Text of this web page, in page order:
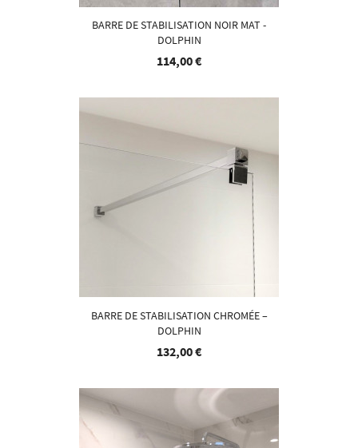
BARRE DE STABILISATION NOIR MAT -
DOLPHIN
114,00 €
BARRE DE STABILISATION CHROMÉE –
DOLPHIN
132,00 €